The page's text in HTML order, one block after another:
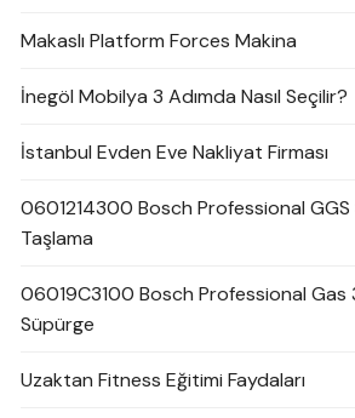
Makaslı Platform Forces Makina
İnegöl Mobilya 3 Adımda Nasıl Seçilir?
İstanbul Evden Eve Nakliyat Firması
0601214300 Bosch Professional GGS
Taşlama
06019C3100 Bosch Professional Gas
Süpürge
Uzaktan Fitness Eğitimi Faydaları